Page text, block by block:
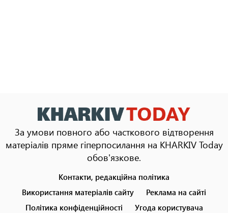
За умови повного або часткового відтворення
матеріалів пряме гіперпосилання на KHARKIV Today
обов'язкове.
menu
Контакти, редакційна політика
Використання матеріалів сайту
Реклама на сайті
Політика конфіденційності
Угода користувача